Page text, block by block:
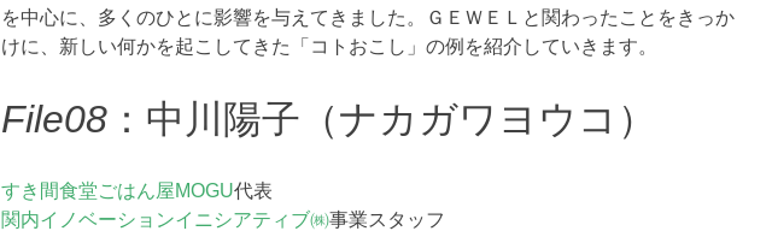
を中心に、多くのひとに影響を与えてきました。ＧＥＷＥＬと関わったことをきっか
けに、新しい何かを起こしてきた「コトおこし」の例を紹介していきます。
File08 ：中川陽子（ナカガワヨウコ）
すき間食堂ごはん屋MOGU代表
関内イノベーションイニシアティブ㈱事業スタッフ